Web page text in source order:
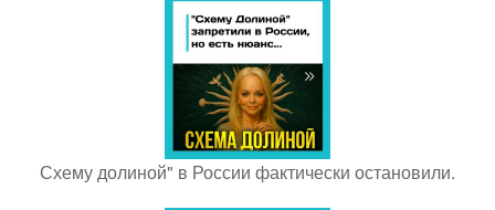
Схему долиной" в России фактически остановили.